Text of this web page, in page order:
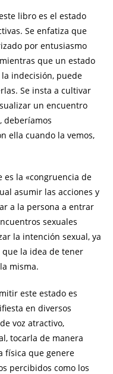
libro es el estado
Se enfatiza que
por entusiasmo
que un estado
indecisión, puede
Se insta a cultivar
un encuentro
deberíamos
ella cuando la vemos,
la «congruencia de
asumir las acciones y
a la persona a entrar
sexuales
la intención sexual, ya
la idea de tener
misma.
este estado es
en diversos
voz atractivo,
tocarla de manera
física que genere
percibidos como los